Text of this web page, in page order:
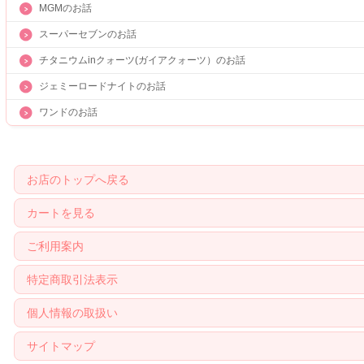
MGMのお話
スーパーセブンのお話
チタニウムinクォーツ(ガイアクォーツ）のお話
ジェミーロードナイトのお話
ワンドのお話
お店のトップへ戻る
カートを見る
ご利用案内
特定商取引法表示
個人情報の取扱い
サイトマップ